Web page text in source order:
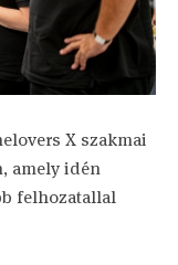
X szakmai
amely idén
felhozatallal